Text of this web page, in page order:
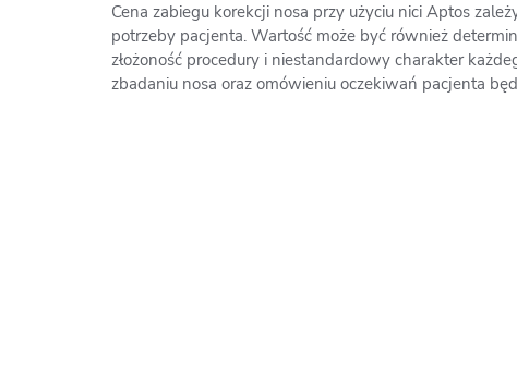
Cena zabiegu korekcji nosa przy użyciu nici Aptos
potrzeby pacjenta. Wartość może być również
złożoność procedury i niestandardowy charakter
zbadaniu nosa oraz omówieniu oczekiwań pacjenta